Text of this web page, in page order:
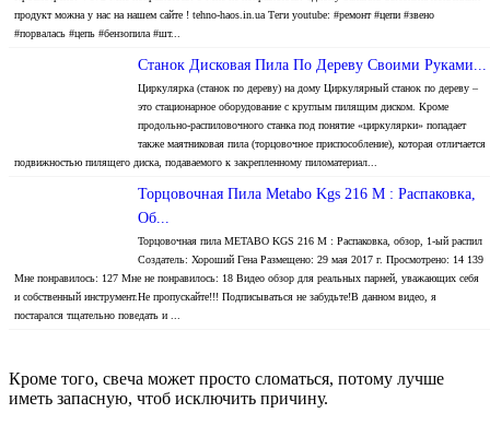
продукт можна у нас на нашем сайте ! tehno-haos.in.ua Теги youtube: #ремонт #цепи #звено
#порвалась #цепь #бензопила #шт...
Станок Дисковая Пила По Дереву Своими Руками...
Циркулярка (станок по дереву) на дому Циркулярный станок по дереву –
это стационарное оборудование с круглым пилящим диском. Кроме
продольно-распиловочного станка под понятие «циркулярки» попадает
также маятниковая пила (торцовочное приспособление), которая отличается
подвижностью пилящего диска, подаваемого к закрепленному пиломатериал...
Торцовочная Пила Metabo Kgs 216 M : Распаковка,
Об...
Торцовочная пила METABO KGS 216 M : Распаковка, обзор, 1-ый распил
Создатель: Хороший Гена Размещено: 29 мая 2017 г. Просмотрено: 14 139
Мне понравилось: 127 Мне не понравилось: 18 Видео обзор для реальных парней, уважающих себя
и собственный инструмент.Не пропускайте!!! Подписываться не забудьте!В данном видео, я
постарался тщательно поведать и ...
Кроме того, свеча может просто сломаться, потому лучше
иметь запасную, чтоб исключить причину.